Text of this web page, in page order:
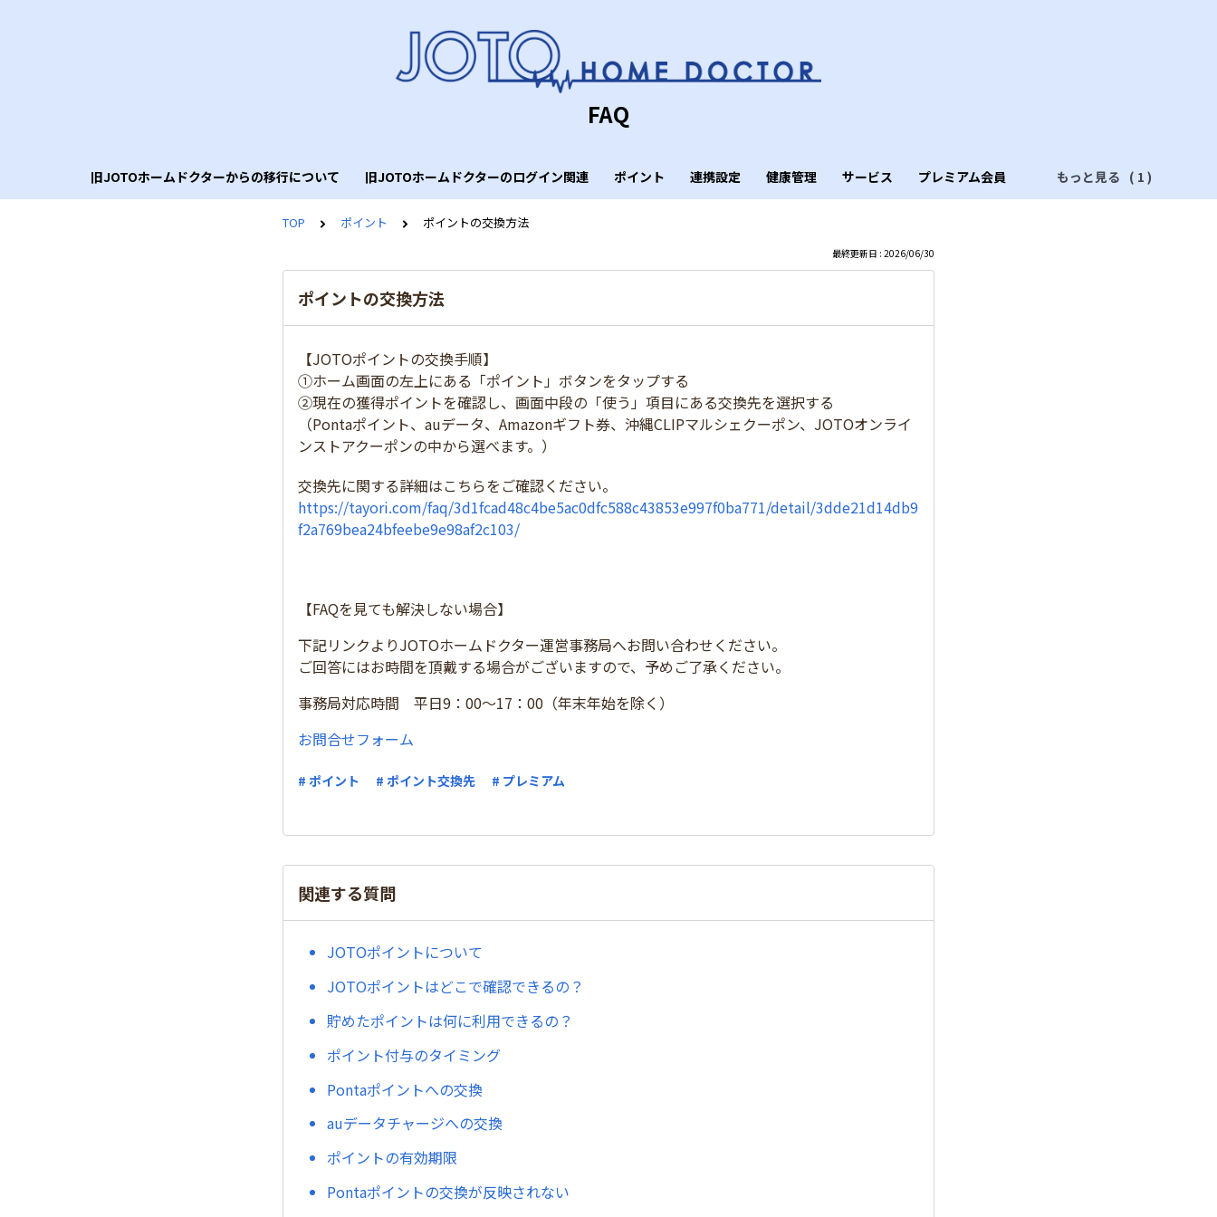
FAQ
旧JOTOホームドクターからの移行について 旧JOTOホームドクターのログイン関連 ポイント 連携設定 健康管理 サービス プレミアム会員 もっと見る
TOP ポイント ポイントの交換方法
最終更新日 : 2026/06/30
ポイントの交換方法
【JOTOポイントの交換手順】
①ホーム画面の左上にある「ポイント」ボタンをタップする
②現在の獲得ポイントを確認し、画面中段の「使う」項目にある交換先を選択する
（Pontaポイント、auデータ、Amazonギフト券、沖縄CLIPマルシェクーポン、JOTOオンライ
ンストアクーポンの中から選べます。）
交換先に関する詳細はこちらをご確認ください。
https://tayori.com/faq/3d1fcad48c4be5ac0dfc588c43853e997f0ba771/detail/3dde21d14db9
f2a769bea24bfeebe9e98af2c103/
【FAQを見ても解決しない場合】
下記リンクよりJOTOホームドクター運営事務局へお問い合わせください。
ご回答にはお時間を頂戴する場合がございますので、予めご了承ください。
事務局対応時間 平日9：00～17：00（年末年始を除く）
お問合せフォーム
# ポイント # ポイント交換先 # プレミアム
関連する質問
JOTOポイントについて
JOTOポイントはどこで確認できるの？
貯めたポイントは何に利用できるの？
ポイント付与のタイミング
Pontaポイントへの交換
auデータチャージへの交換
ポイントの有効期限
Pontaポイントの交換が反映されない